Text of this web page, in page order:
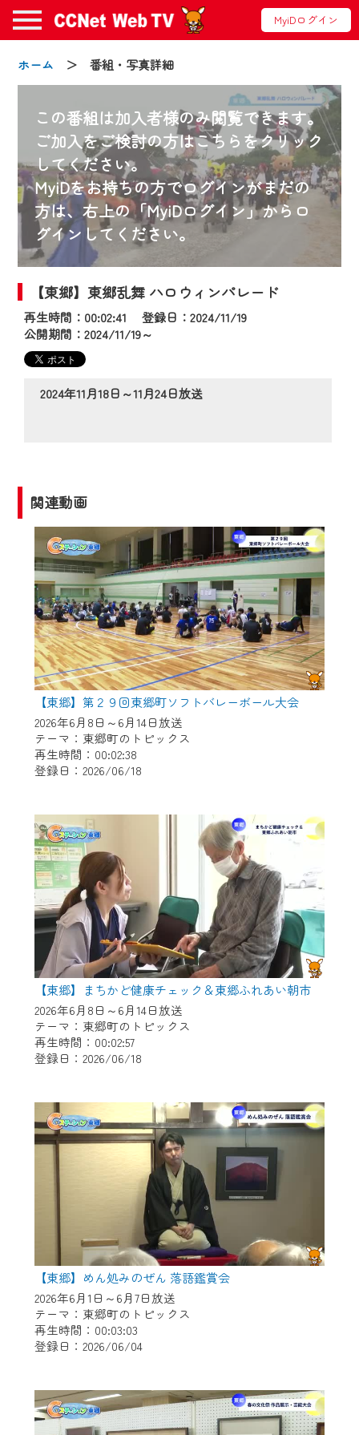
MyiDログイン
ホーム ＞ 番組・写真詳細
この番組は加入者様のみ閲覧できます。
ご加入をご検討の方はこちらをクリック
してください。
MyiDをお持ちの方でログインがまだの
方は、右上の「MyiDログイン」からロ
グインしてください。
【東郷】東郷乱舞 ハロウィンパレード
再生時間：00:02:41 登録日：2024/11/19
公開期間：2024/11/19～
2024年11月18日～11月24日放送
関連動画
【東郷】第２９回東郷町ソフトバレーボール大会
2026年6月8日～6月14日放送
テーマ：東郷町のトピックス
再生時間：00:02:38
登録日：2026/06/18
【東郷】まちかど健康チェック＆東郷ふれあい朝市
2026年6月8日～6月14日放送
テーマ：東郷町のトピックス
再生時間：00:02:57
登録日：2026/06/18
【東郷】めん処みのぜん 落語鑑賞会
2026年6月1日～6月7日放送
テーマ：東郷町のトピックス
再生時間：00:03:03
登録日：2026/06/04
お知らせ
2024/09/02
動画配信サービス『CCNet Web TV』は2024
年9月24日からリニューアルします！
【変更点】
◆デザイン変更により、お住まいの地域
の動画コンテンツが一目瞭然。
◆当社アプリやＰＣブラウザから、いつ
でも・どこでも・外出先でも！
2024年9月24日からはご加入者様へのサー
ビス向上のため、
『CCNet Web TV』を利用いただくには、
一部コンテンツを除き、
CCNetサービスへの加入と『CCNetマイ
ページ※』へのログインが必要となりま
す。
何卒、ご理解ご了承の程よろしくお願い
いたします。
※マイページへのログインには、MyIDが必
要となります。
※MyIDとは、CCNet Web TVを含むCCNetの
各種サービスをご利用頂くためのIDです。
で設定できます。
（GmailやYahooなどのフリーメールアドレ
スでも作成可能です）
※マイページへのログイン・MyIDの新規登
録はこちらから
※CCNetアプリをご利用中の方は引き続き
ご視聴いただけます。
＜メンテナンス情報＞
CCNetWebTVのリニューアルにともないメ
ンテナンス作業を予定しています。
作業の間は、CCNetWebTVの画面が「メン
テナンス中」になり、ご利用いただけませ
ん。
ご不便をおかけいたしますが、ご了承の程
よろしくお願いいたします。